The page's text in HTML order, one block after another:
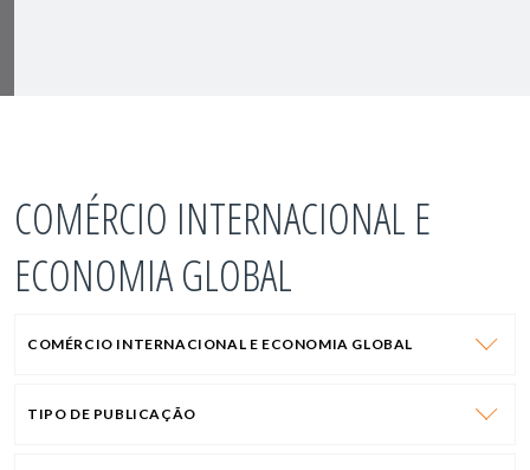
COMÉRCIO INTERNACIONAL E
ECONOMIA GLOBAL
COMÉRCIO INTERNACIONAL E ECONOMIA GLOBAL
TIPO DE PUBLICAÇÃO